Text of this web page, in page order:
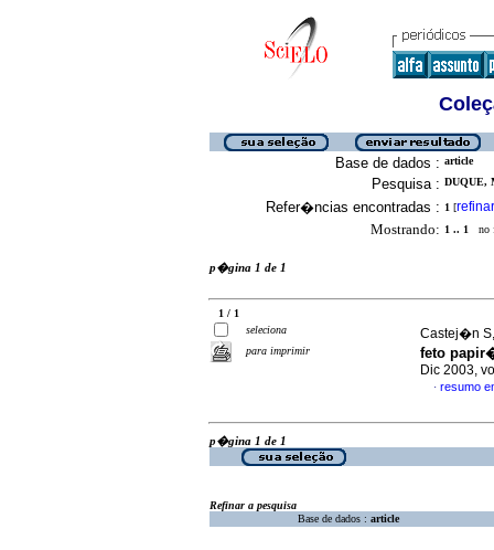
Base de dados : article
Pesquisa : DUQUE,
Refer�ncias encontradas : 1 [refinar
Mostrando: 1 .. 1 no
p�gina 1 de 1
1 / 1
seleciona
para imprimir
Castej�n
feto
Dic 2003,
· resumo
p�gina 1 de 1
Refinar a pesquisa
Base de dados : article